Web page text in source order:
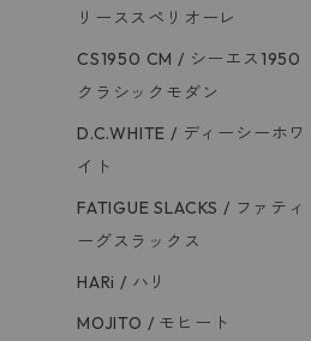
リーススペリオーレ
CS1950 CM / シーエス1950
クラシックモダン
D.C.WHITE / ディーシーホワ
イト
FATIGUE SLACKS / ファティ
ーグスラックス
HARi / ハリ
MOJITO / モヒート